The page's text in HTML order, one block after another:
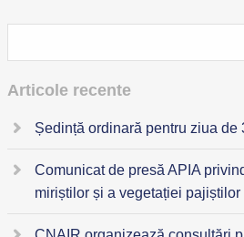
Articole recente
Ședință ordinară pentru ziua de
Comunicat de presă APIA
miriștilor și a vegetației